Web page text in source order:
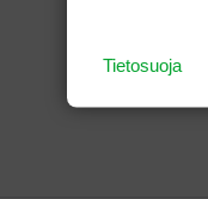
Tietosuoja